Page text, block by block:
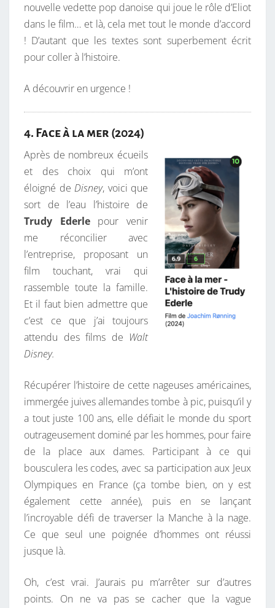
nouvelle vedette pop danoise qui joue le rôle d’Eliot
dans le film… et là, cela met tout le monde d’accord
! D’autant que les textes sont superbement écrit
pour coller à l’histoire.
A découvrir en urgence !
4. Face à la mer (2024)
Après de nombreux écueils
et des choix qui m’ont
éloigné de Disney, voici que
sort de l’eau l’histoire de
Trudy Ederlepour venir
me réconcilier avec
l’entreprise, proposant un
film touchant, vrai qui
rassemble toute la famille.
Et il faut bien admettre que
c’est ce que j’ai toujours
attendu des films de Walt
Disney.
Récupérer l’histoire de cette nageuses américaines,
immergée juives allemandes tombe à pic, puisqu’il y
a tout juste 100 ans, elle défiait le monde du sport
outrageusement dominé par les hommes, pour faire
de la place aux dames. Participant à ce qui
bousculera les codes, avec sa participation aux Jeux
Olympiques en France (ça tombe bien, on y est
également cette année), puis en se lançant
l’incroyable défi de traverser la Manche à la nage.
Ce que seul une poignée d’hommes ont réussi
jusque là.
Oh, c’est vrai. J’aurais pu m’arrêter sur d’autres
points. On ne va pas se cacher que la vague